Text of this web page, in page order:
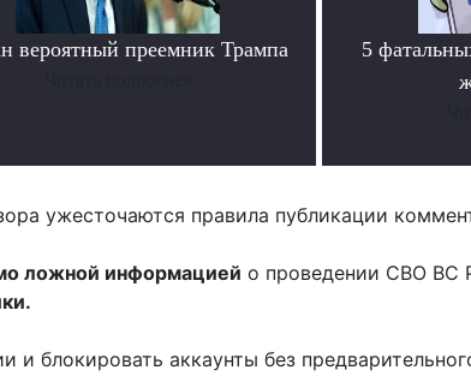
вероятный преемник Трампа
5
ужесточаются правила публикации
ложной информацией о проведении СВО ВС
блокировать аккаунты без